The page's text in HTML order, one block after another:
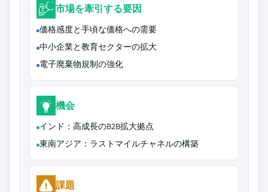
市場を牽引する要因
価格感度と手頃な価格への需要
中小企業と教育セクターの拡大
電子廃棄物規制の強化
機会
インド：高成長のB2B拡大拠点
東南アジア：ラストマイルチャネルの構築
課題